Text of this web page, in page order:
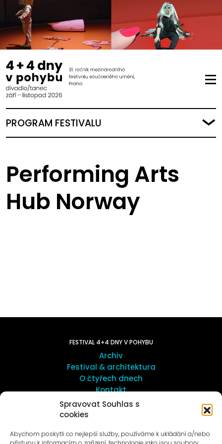
Spravovat Souhlas s
cookies
Abychom poskytli co nejlepší služby, používáme k ukládání a/nebo
PROGRAM FESTIVALU
Performing Arts
Hub Norway
FESTIVAL 4+4 DNY V POHYBU
Archiv
Festival & architektura
O čtyřech dnech
Kontakt
O umění v Motole